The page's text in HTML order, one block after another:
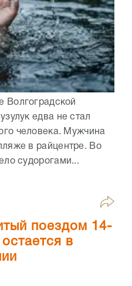
Волгоградской
едва не стал
человека. Мужчина
в райцентре. Во
судорогами...
поездом 14-
в